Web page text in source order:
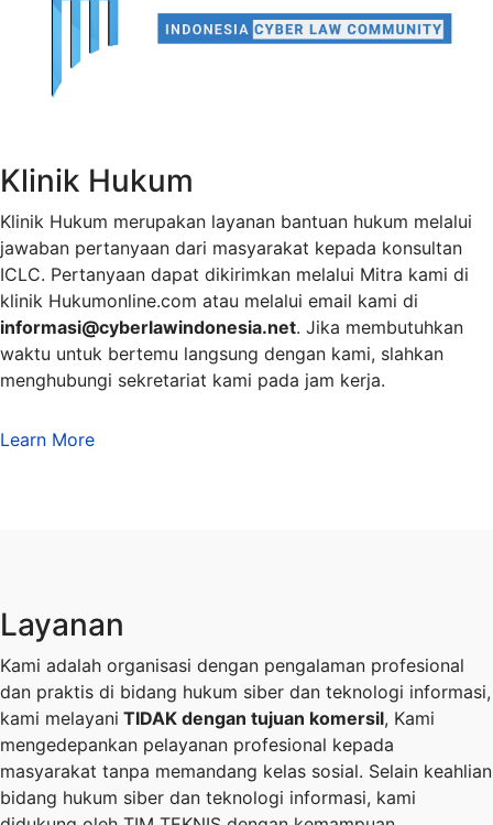
Klinik Hukum
Klinik Hukum merupakan layanan bantuan hukum melalui
jawaban pertanyaan dari masyarakat kepada konsultan
ICLC. Pertanyaan dapat dikirimkan melalui Mitra kami di
klinik Hukumonline.com atau melalui email kami di
informasi@cyberlawindonesia.net. Jika membutuhkan
waktu untuk bertemu langsung dengan kami, slahkan
menghubungi sekretariat kami pada jam kerja.
Learn More
Layanan
Kami adalah organisasi dengan pengalaman profesional
dan praktis di bidang hukum siber dan teknologi informasi,
kami melayani TIDAK dengan tujuan komersil, Kami
mengedepankan pelayanan profesional kepada
masyarakat tanpa memandang kelas sosial. Selain keahlian
bidang hukum siber dan teknologi informasi, kami